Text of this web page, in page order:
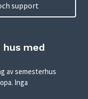
support
med
av semesterhus
Inga